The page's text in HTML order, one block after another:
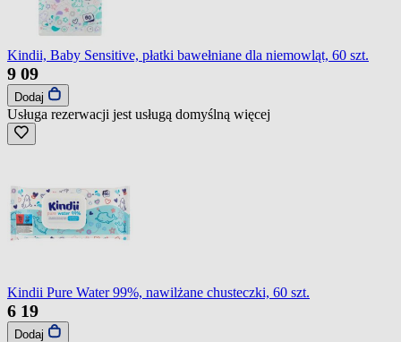
Kindii, Baby Sensitive, płatki bawełniane dla niemowląt, 60 szt.
9 09
Dodaj
Usługa rezerwacji jest usługą domyślną więcej
Kindii Pure Water 99%, nawilżane chusteczki, 60 szt.
6 19
Dodaj